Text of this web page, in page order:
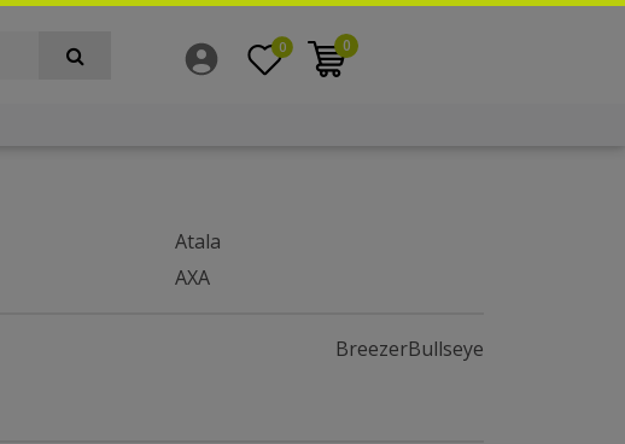
0 0
Atala
AXA
BreezerBullseye